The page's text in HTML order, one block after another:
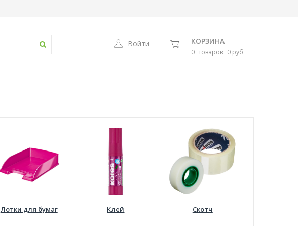
Войти КОРЗИНА
0 товаров 0 руб
Лотки для бумаг Клей Скотч